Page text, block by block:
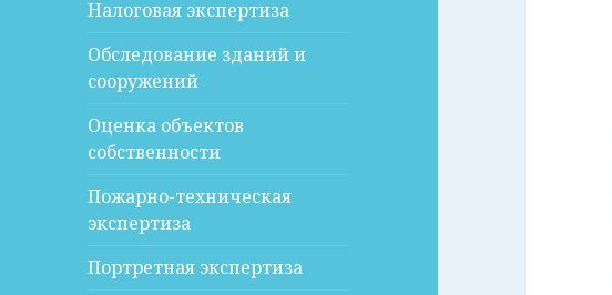
Налоговая экспертиза
Обследование зданий и
сооружений
Оценка объектов
собственности
Пожарно-техническая
экспертиза
Портретная экспертиза